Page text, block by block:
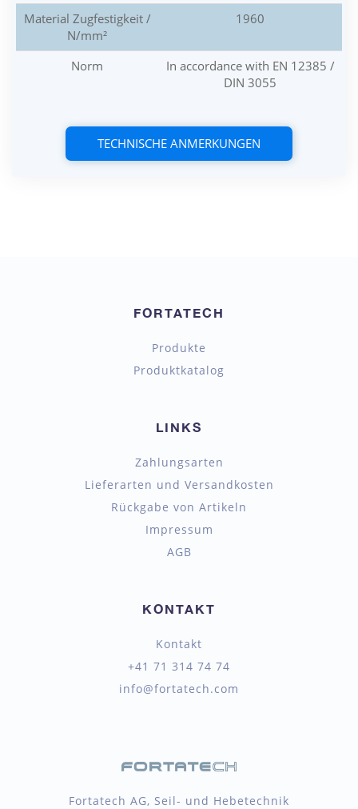
Material Zugfestigkeit /
N/mm²
1960
Norm
In accordance with EN 12385 /
DIN 3055
TECHNISCHE ANMERKUNGEN
FORTATECH
Produkte
Produktkatalog
LINKS
Zahlungsarten
Lieferarten und Versandkosten
Rückgabe von Artikeln
Impressum
AGB
KONTAKT
Kontakt
+41 71 314 74 74
info@fortatech.com
Fortatech AG, Seil- und Hebetechnik